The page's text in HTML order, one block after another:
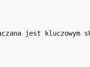
jest kluczowym